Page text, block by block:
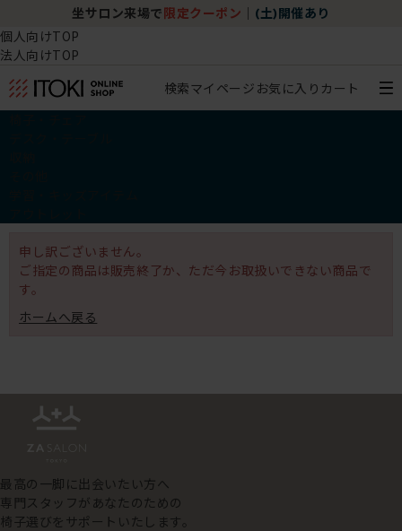
坐サロン来場で 限定クーポン (土)開催あり
個人向けTOP
法人向けTOP
検索マイページ お気に入り カート
申し訳ございません。
ご指定の商品は販売終了か、ただ今お取扱いできない商品で
す。
ホームへ戻る
最高の一脚に出会いたい方へ
専門スタッフがあなたのための
椅子選びをサポートいたします。